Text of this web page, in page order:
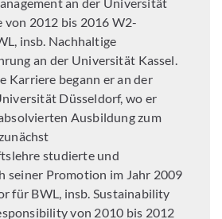
von 2012 bis 2016 W2-
insb. Nachhaltige
an der Universität Kassel.
Karriere begann er an der
Düsseldorf, wo er
Ausbildung zum
studierte und
seiner Promotion im Jahr 2009
für BWL, insb. Sustainability
von 2010 bis 2012